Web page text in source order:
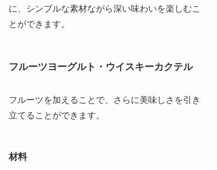
に、シンプルな素材ながら深い味わいを楽しむこ
とができます。
フルーツヨーグルト・ウイスキーカクテル
フルーツを加えることで、さらに美味しさを引き
立てることができます。
材料